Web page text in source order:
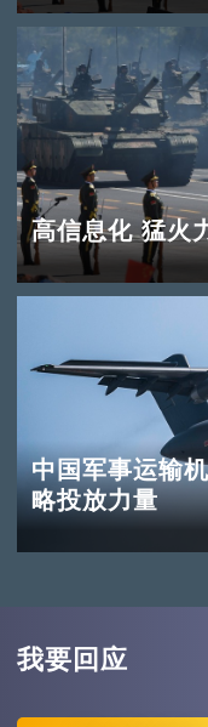
高信息化 猛火
中国军事运输
略投放力量
我要回应